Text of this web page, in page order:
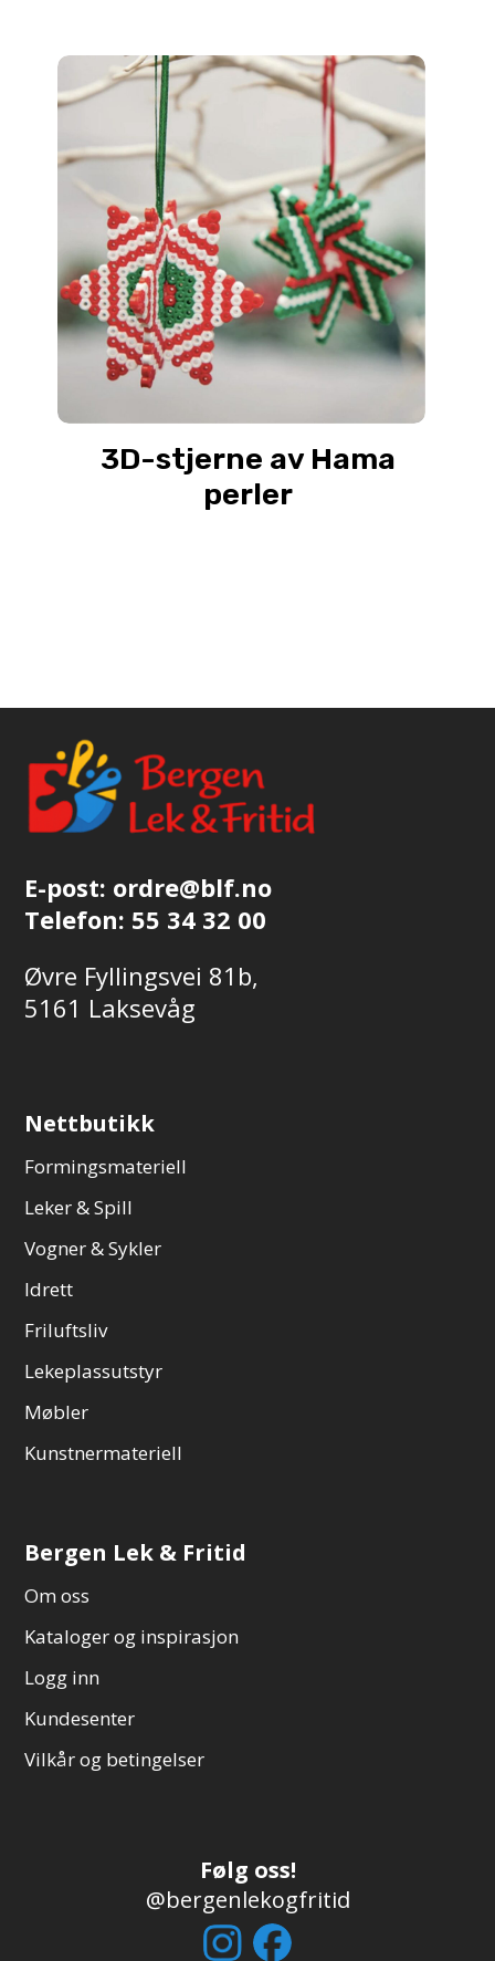
3D-stjerne av Hama
perler
E-post: ordre@blf.no
Telefon: 55 34 32 00
Øvre Fyllingsvei 81b,
5161 Laksevåg
Nettbutikk
Formingsmateriell
Leker & Spill
Vogner & Sykler
Idrett
Friluftsliv
Lekeplassutstyr
Møbler
Kunstnermateriell
Bergen Lek & Fritid
Om oss
Kataloger og inspirasjon
Logg inn
Kundesenter
Vilkår og betingelser
Følg oss!
@bergenlekogfritid